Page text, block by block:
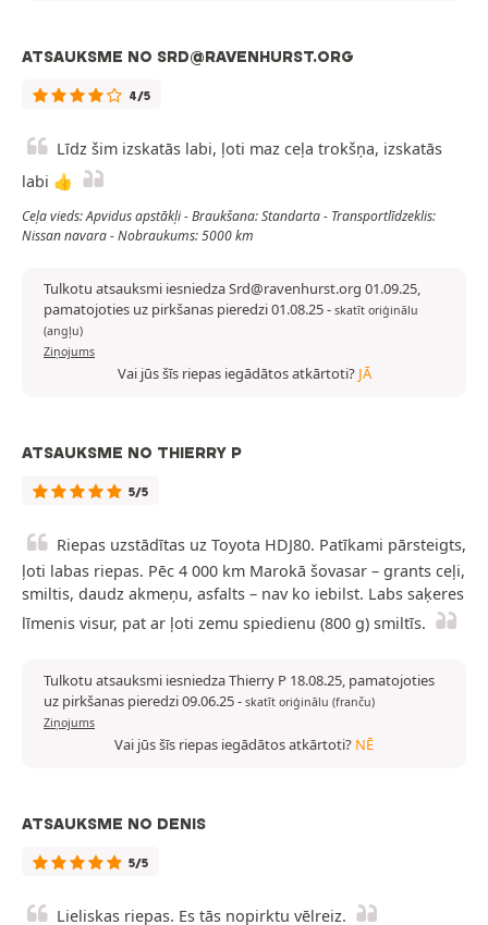
ATSAUKSME NO SRD@RAVENHURST.ORG
4/5
Līdz šim izskatās labi, ļoti maz ceļa trokšņa, izskatās
labi 👍
Ceļa vieds: Apvidus apstākļi - Braukšana: Standarta - Transportlīdzeklis:
Nissan navara - Nobraukums: 5000 km
Tulkotu atsauksmi iesniedza Srd@ravenhurst.org 01.09.25,
pamatojoties uz pirkšanas pieredzi 01.08.25- skatīt oriģinālu
(angļu)
Ziņojums
Vai jūs šīs riepas iegādātos atkārtoti? JĀ
ATSAUKSME NO THIERRY P
5/5
Riepas uzstādītas uz Toyota HDJ80. Patīkami pārsteigts,
ļoti labas riepas. Pēc 4 000 km Marokā šovasar – grants ceļi,
smiltis, daudz akmeņu, asfalts – nav ko iebilst. Labs saķeres
līmenis visur, pat ar ļoti zemu spiedienu (800 g) smiltīs.
Tulkotu atsauksmi iesniedza Thierry P 18.08.25, pamatojoties
uz pirkšanas pieredzi 09.06.25- skatīt oriģinālu (franču)
Ziņojums
Vai jūs šīs riepas iegādātos atkārtoti? NĒ
ATSAUKSME NO DENIS
5/5
Lieliskas riepas. Es tās nopirktu vēlreiz.